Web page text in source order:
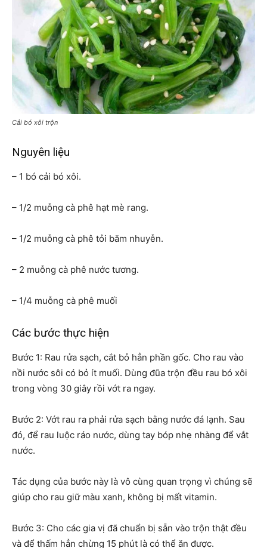
Cải bó xôi trộn
Nguyên liệu
– 1 bó cải bó xôi.
– 1/2 muỗng cà phê hạt mè rang.
– 1/2 muỗng cà phê tỏi băm nhuyễn.
– 2 muỗng cà phê nước tương.
– 1/4 muỗng cà phê muối
Các bước thực hiện
Bước 1: Rau rửa sạch, cắt bỏ hẳn phần gốc. Cho rau vào
nồi nước sôi có bỏ ít muối. Dùng đũa trộn đều rau bó xôi
trong vòng 30 giây rồi vớt ra ngay.
Bước 2: Vớt rau ra phải rửa sạch bằng nước đá lạnh. Sau
đó, để rau luộc ráo nước, dùng tay bóp nhẹ nhàng để vắt
nước.
Tác dụng của bước này là vô cùng quan trọng vì chúng sẽ
giúp cho rau giữ màu xanh, không bị mất vitamin.
Bước 3: Cho các gia vị đã chuẩn bị sẵn vào trộn thật đều
và để thấm hẳn chừng 15 phút là có thể ăn được.